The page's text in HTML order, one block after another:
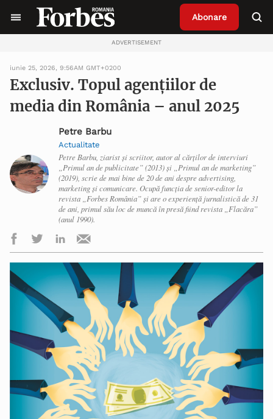
Abonare
ADVERTISEMENT
iunie 25, 2026, 9:56AM GMT+0200
Exclusiv. Topul agențiilor de
media din România – anul 2025
Petre Barbu
Actualitate
Petre Barbu, ziarist și scriitor, autor al cărților de interviuri
„Primul an de publicitate” (2013) și „Primul an de marketing”
(2019), scrie de mai bine de 20 de ani despre advertising,
marketing și comunicare. Ocupă funcția de senior-editor la
revista „Forbes România” și are o experiență jurnalistică de 31
de ani, primul său loc de muncă în presă fiind revista „Flacăra”
(anul 1990).